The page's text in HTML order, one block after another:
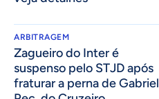
ARBITRAGEM
Zagueiro do Inter é
suspenso pelo STJD após
fraturar a perna de Gabriel